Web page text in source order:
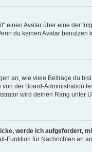
einen Avatar über eine der
du keinen Avatar
an, wie viele Beiträge du
der Board-
wird deinen Rang unter
werde ich aufgefordert,
Funktion für Nachrichten an